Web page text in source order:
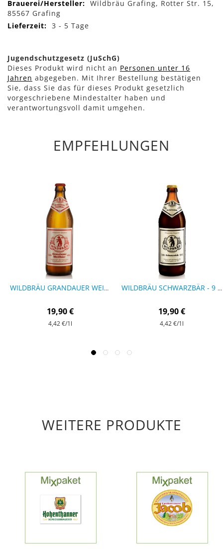
Mehr
Informationen
Wildbräu Grafing, Rotter Str. 15,
85567 Grafing
3 - 5 Tage
Jugendschutzgesetz (JuSchG)
Dieses Produkt wird nicht an Personen unter 16
Jahren abgegeben. Mit Ihrer Bestellung bestätigen
Sie, dass Sie das für dieses Produkt gesetzlich
vorgeschriebene Mindestalter haben und
verantwortungsvoll damit umgehen.
EMPFEHLUNGEN
WILDBRÄU GRANDAUER WEISSBIER - 9 FLASCHEN
19,90 €
4,42 €/1l
WILDBRÄU SCHWARZBÄR - 9 FLASCHEN
19,90 €
4,42 €/1l
WEITERE PRODUKTE